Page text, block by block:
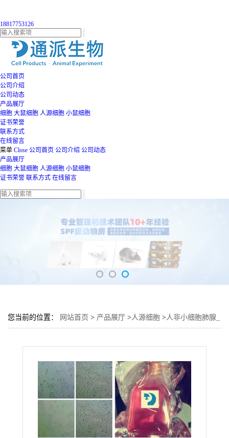
18817753126
公司首页
公司介绍
公司动态
产品展厅
细胞 大鼠细胞 人源细胞 小鼠细胞
证书荣誉
联系方式
在线留言
菜单 Close 公司首页 公司介绍 公司动态
产品展厅
细胞 大鼠细胞 人源细胞 小鼠细胞
证书荣誉 联系方式 在线留言
您当前的位置： 网站首页 > 产品展厅 >人源细胞 >人非小细胞肺腺_